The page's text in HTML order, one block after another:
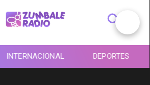
INTERNACIONAL DEPORTES